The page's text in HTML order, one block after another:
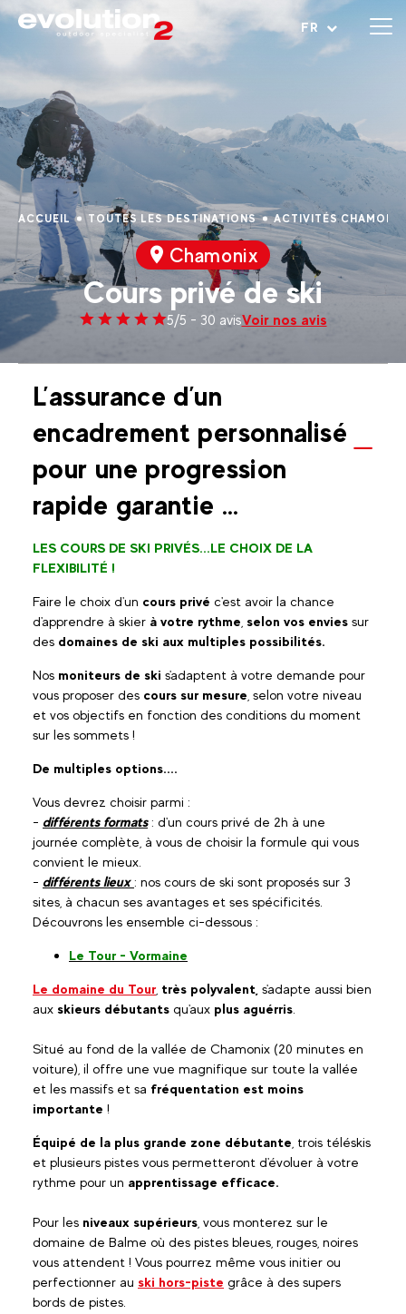
FR
Ouvrir le menu
ACCUEIL TOUTES LES DESTINATIONS ACTIVITÉS CHAMONIX
Chamonix
Cours privé de ski
5/5 - 30 avisVoir nos avis
L’assurance d’un
encadrement personnalisé
pour une progression
rapide garantie …
LES COURS DE SKI PRIVÉS...LE CHOIX DE LA
FLEXIBILITÉ !
Faire le choix d'un cours privé c'est avoir la chance
d'apprendre à skier à votre rythme selon vos envies sur
des domaines de ski aux multiples possibilités.
Nos moniteurs de ski s'adaptent à votre demande pour
vous proposer des cours sur mesure , selon votre niveau
et vos objectifs en fonction des conditions du moment
sur les sommets !
De multiples options....
Vous devrez choisir parmi :
- différents formats: d'un cours privé de 2h à une
journée complète, à vous de choisir la formule qui vous
convient le mieux.
- différents lieux : nos cours de ski sont proposés sur 3
sites, à chacun ses avantages et ses spécificités.
Découvrons les ensemble ci-dessous :
Le Tour - Vormaine
Le domaine du Tour, très polyvalent, s'adapte aussi bien
aux skieurs débutants qu'aux plus aguérris
Situé au fond de la vallée de Chamonix (20 minutes en
voiture), il offre une vue magnifique sur toute la vallée
et les massifs et sa fréquentation est moins
importante !
Équipé de la plus grande zone débutante , trois téléskis
et plusieurs pistes vous permetteront d'évoluer à votre
rythme pour un apprentissage efficace.
Pour les niveaux supérieurs , vous monterez sur le
domaine de Balme où des pistes bleues, rouges, noires
vous attendent ! Vous pourrez même vous initier ou
perfectionner au ski hors-piste grâce à des supers
bords de pistes.